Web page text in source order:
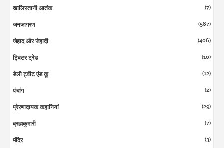
खालिस्तानी आतंक (7)
जनजागरण (587)
जेहाद और जेहादी (406)
ट्विटर ट्रेंड (10)
डेली ट्वीट एंड कू (12)
पंचांग (2)
प्रेरणादायक कहानियां (29)
ब्रह्मकुमारी (7)
मंदिर (3)